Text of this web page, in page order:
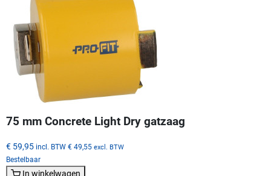
75 mm Concrete Light Dry gatzaag
€ 59,95 incl. BTW € 49,55 excl. BTW
Bestelbaar
In winkelwagen